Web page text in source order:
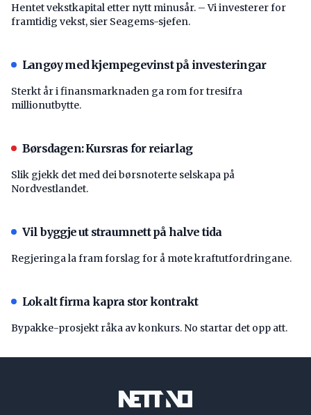
Hentet vekstkapital etter nytt minusår. – Vi investerer for
framtidig vekst, sier Seagems-sjefen.
Langøy med kjempegevinst på investeringar
Sterkt år i finansmarknaden ga rom for tresifra
millionutbytte.
Børsdagen: Kursras for reiarlag
Slik gjekk det med dei børsnoterte selskapa på
Nordvestlandet.
Vil byggje ut straumnett på halve tida
Regjeringa la fram forslag for å møte kraftutfordringane.
Lokalt firma kapra stor kontrakt
Bypakke-prosjekt råka av konkurs. No startar det opp att.